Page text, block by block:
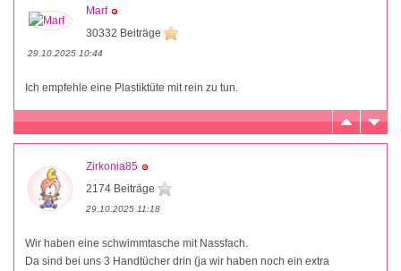
Marf
30332 Beiträge
29.10.2025 10:44
Ich empfehle eine Plastiktüte mit rein zu tun.
Zirkonia85
2174 Beiträge
29.10.2025 11:18
Wir haben eine schwimmtasche mit Nassfach.
Da sind bei uns 3 Handtücher drin (ja wir haben noch ein extra